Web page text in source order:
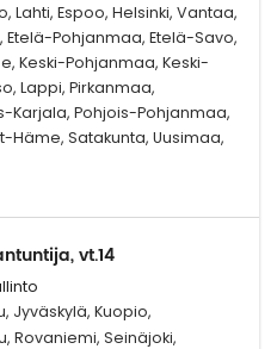
Lahti, Espoo, Helsinki, Vantaa,
Etelä-Pohjanmaa, Etelä-Savo,
Keski-Pohjanmaa, Keski-
Lappi, Pirkanmaa,
Karjala, Pohjois-Pohjanmaa,
Häme, Satakunta, Uusimaa,
vt.14
Jyväskylä, Kuopio,
Rovaniemi, Seinäjoki,